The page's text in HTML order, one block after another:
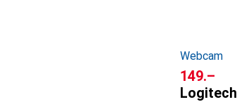
Webcam
CHF
149.–
Logitech